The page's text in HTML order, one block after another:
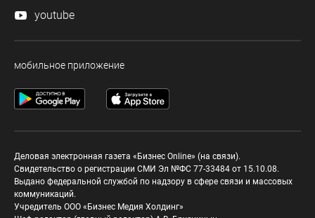
youtube
мобильное приложение
Деловая электронная газета «Бизнес Online» (на связи).
Свидетельство о регистрации СМИ Эл №ФС 77-33484 от 15.10.08.
Выдано федеральной службой по надзору в сфере связи и массовых
коммуникаций.
Учредитель ООО «Бизнес Медия Холдинг»